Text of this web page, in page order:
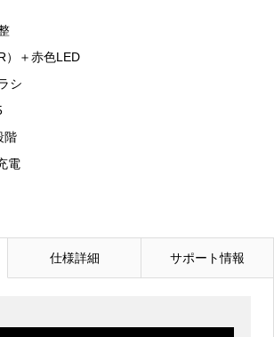
＋赤色LED
シ
階
電
仕様詳細 サポート情報